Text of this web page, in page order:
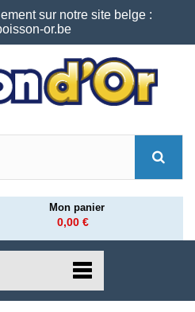
sur notre site belge :
or.be
Mon panier
0,00 €